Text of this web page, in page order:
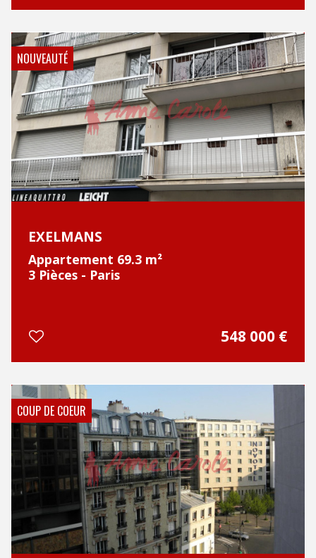
NOUVEAUTÉ
EXELMANS
Appartement 69.3 m²
3 Pièces - Paris
548 000 €
COUP DE COEUR